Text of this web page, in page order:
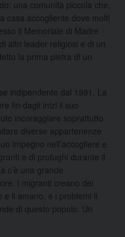
una comunità piccola che,
casa accogliente dove molti
il Memoriale di Madre
altri leader religiosi e di un
la prima pietra di un
indipendente dal 1991. La
fin dagli inizi il suo
incoraggiare soprattutto
diverse appartenenze
impegno nell’accogliere e
e di profughi durante il
c’è una grande
I migranti creano dei
e li amano, e i problemi li
di questo popolo. Un